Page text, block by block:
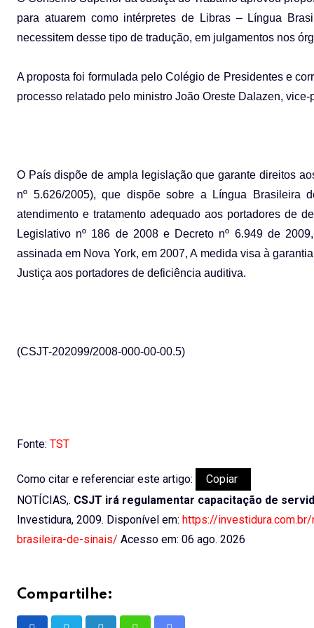
para atuarem como intérpretes de Libras – Língua
necessitem desse tipo de tradução, em julgamentos nos
A proposta foi formulada pelo Colégio de Presidentes e
processo relatado pelo ministro João Oreste Dalazen, vice-
O País dispõe de ampla legislação que garante direitos
nº 5.626/2005), que dispõe sobre a Língua Brasileira
atendimento e tratamento adequado aos portadores de
Legislativo nº 186 de 2008 e Decreto nº 6.949 de
assinada em Nova York, em 2007, A medida visa à
Justiça aos portadores de deficiência auditiva.
(CSJT-202099/2008-000-00-00.5)
Fonte: TST
Como citar e referenciar este artigo:
Copiar
NOTÍCIAS,. CSJT irá regulamentar capacitação de
Investidura, 2009. Disponível em: https://
brasileira-de-sinais/ Acesso em: 06 ago. 2026
Compartilhe: